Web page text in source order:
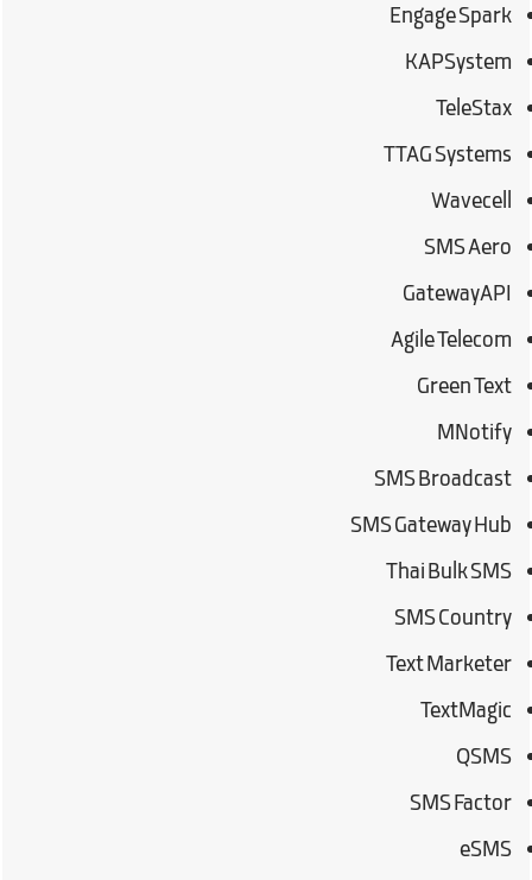
Engage Spark
KAPSystem
TeleStax
TTAG Systems
Wavecell
SMS Aero
GatewayAPI
Agile Telecom
Green Text
MNotify
SMS Broadcast
SMS Gateway Hub
Thai Bulk SMS
SMS Country
Text Marketer
TextMagic
QSMS
SMS Factor
eSMS